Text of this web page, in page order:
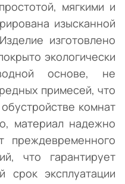
мягкими и
изысканной
изготовлено
экологически
основе, не
примесей, что
комнат
материал надежно
преждевременного
что гарантирует
срок эксплуатации